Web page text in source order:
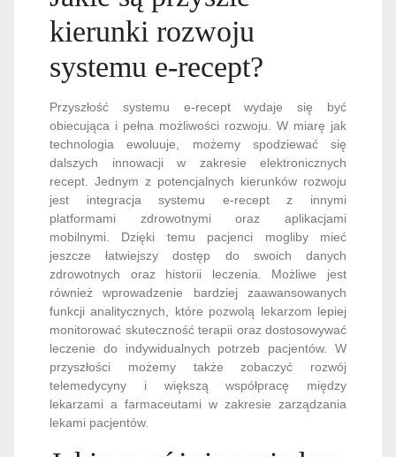
kierunki rozwoju
systemu e-recept?
Przyszłość systemu e-recept wydaje się być
obiecująca i pełna możliwości rozwoju. W miarę jak
technologia ewoluuje, możemy spodziewać się
dalszych innowacji w zakresie elektronicznych
recept. Jednym z potencjalnych kierunków rozwoju
jest integracja systemu e-recept z innymi
platformami zdrowotnymi oraz aplikacjami
mobilnymi. Dzięki temu pacjenci mogliby mieć
jeszcze łatwiejszy dostęp do swoich danych
zdrowotnych oraz historii leczenia. Możliwe jest
również wprowadzenie bardziej zaawansowanych
funkcji analitycznych, które pozwolą lekarzom lepiej
monitorować skuteczność terapii oraz dostosowywać
leczenie do indywidualnych potrzeb pacjentów. W
przyszłości możemy także zobaczyć rozwój
telemedycyny i większą współpracę między
lekarzami a farmaceutami w zakresie zarządzania
lekami pacjentów.